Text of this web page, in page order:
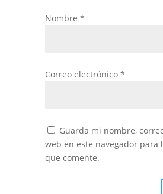
Nombre *
Correo electrónico *
Guarda mi nombre,
web en este navegador para
que comente.